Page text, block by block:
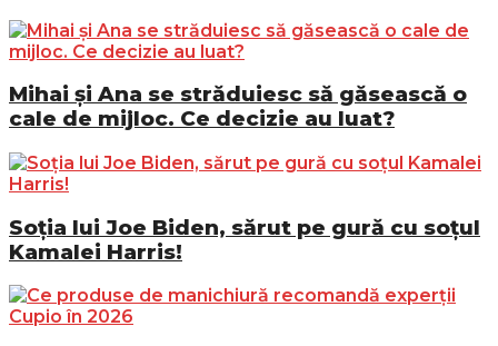
Mihai și Ana se străduiesc să găsească o
cale de mijloc. Ce decizie au luat?
Soția lui Joe Biden, sărut pe gură cu soțul
Kamalei Harris!